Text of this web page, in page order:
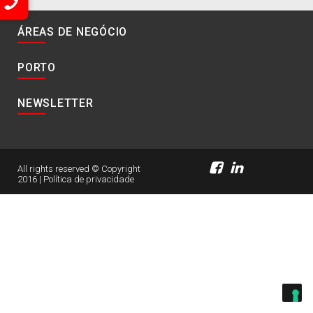
ÁREAS DE NEGÓCIO
PORTO
NEWSLETTER
All rights reserved © Copyright
2016 | Política de privacidade